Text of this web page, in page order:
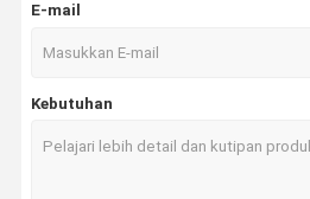
E-mail
Kebutuhan